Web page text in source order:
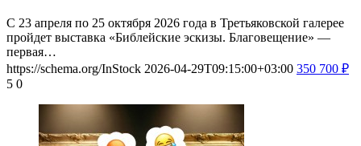
С 23 апреля по 25 октября 2026 года в Третьяковской галерее
пройдет выставка «Библейские эскизы. Благовещение» —
первая…
https://schema.org/InStock 2026-04-29T09:15:00+03:00 350 700 ₽
5 0